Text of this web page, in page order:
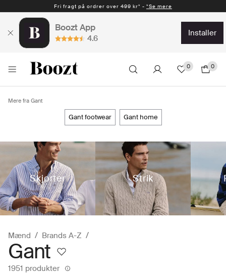
Hurtig levering 1-2 hverdage* - *Se mere
Boozt App
4.6
installer
0 0
Mere fra Gant
gant footwear gant home
Skjorter Strik
Mænd Brands A-Z
Gant
1951 produkter